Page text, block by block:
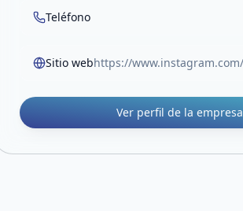
Teléfono
Sitio web
Ver perfil de la empresa